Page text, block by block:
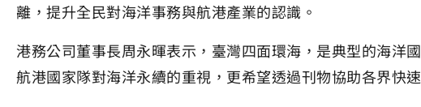
離，提升全民對海洋事務與航港產業的認識。
港務公司董事長周永暉表示，臺灣四面環海，是典型的海洋
航港國家隊對海洋永續的重視，更希望透過刊物協助各界快